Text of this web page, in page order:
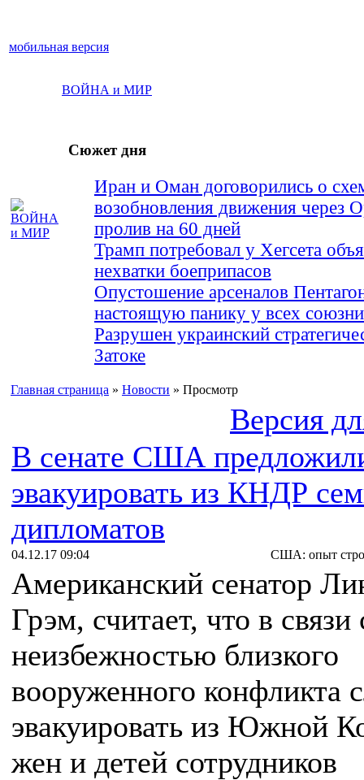
мобильная версия
ВОЙНА и МИР
Сюжет дня
Иран и Оман договорились о
возобновления движения через
пролив на 60 дней
Трамп потребовал у Хегсета
нехватки боеприпасов
Опустошение арсеналов
настоящую панику у всех
Разрушен украинский
Затоке
Главная страница » Новости » Просмотр
Версия
В сенате США
эвакуировать из КНДР
дипломатов
04.12.17 09:04 США: опыт
Американский сенатор
Грэм, считает, что в связи
неизбежностью близкого
вооруженного конфликта
эвакуировать из Южной
жен и детей сотрудников